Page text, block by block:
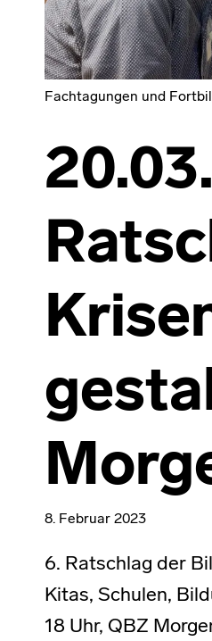
Fachtagungen und
8. Februar 2023
6. Ratschlag der
Kitas, Schulen,
18 Uhr, QBZ